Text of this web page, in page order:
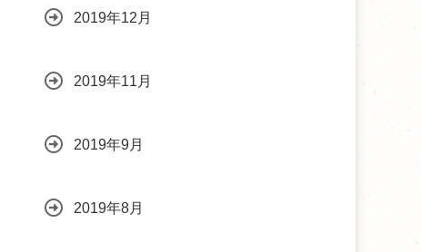
2019年12月
2019年11月
2019年9月
2019年8月